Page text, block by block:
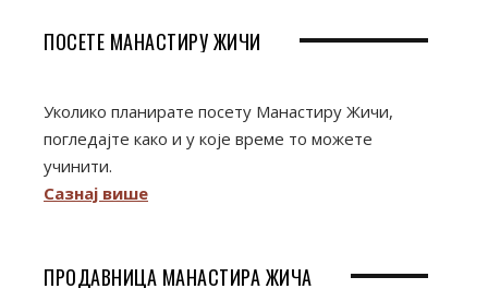
ПОСЕТЕ МАНАСТИРУ ЖИЧИ
Уколико планирате посету Манастиру Жичи,
погледајте како и у које време то можете
учинити.
Сазнај више
ПРОДАВНИЦА МАНАСТИРА ЖИЧА